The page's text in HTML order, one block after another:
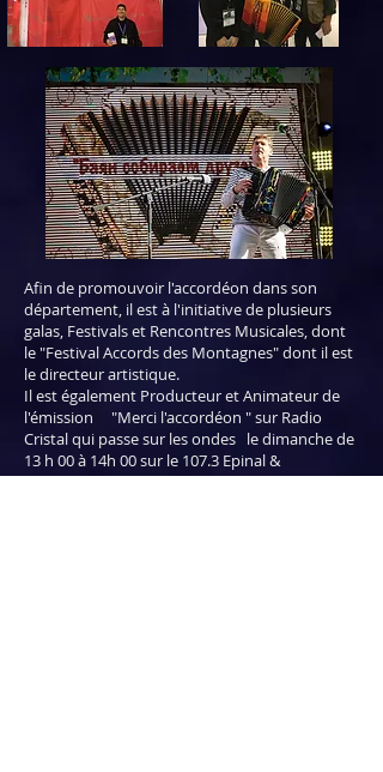
Afin de promouvoir l'accordéon dans son
département, il est à l'initiative de plusieurs
galas, Festivals et Rencontres Musicales, dont
le "Festival Accords des Montagnes" dont il est
le directeur artistique.
Il est également Producteur et Animateur de
l'émission "Merci l'accordéon " sur Radio
Cristal qui passe sur les ondes le dimanche de
13 h 00 à 14h 00 sur le 107.3 Epinal &
92.7 Gérardmer et accessible également sur le